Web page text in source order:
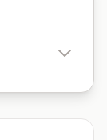
Vision 1